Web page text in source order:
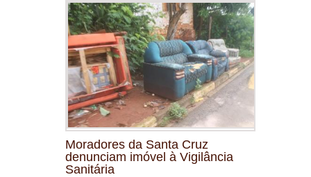
Moradores da Santa Cruz
denunciam imóvel à Vigilância
Sanitária